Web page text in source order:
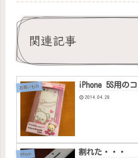
関連記事
お買いもの iPhone 5S用の
2014.04.28
iPhone 割れた・・・